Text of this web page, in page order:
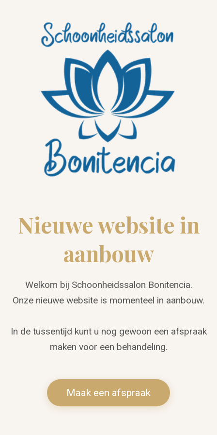
Nieuwe website in
aanbouw
Welkom bij Schoonheidssalon Bonitencia.
Onze nieuwe website is momenteel in aanbouw.
In de tussentijd kunt u nog gewoon een afspraak
maken voor een behandeling.
Maak een afspraak